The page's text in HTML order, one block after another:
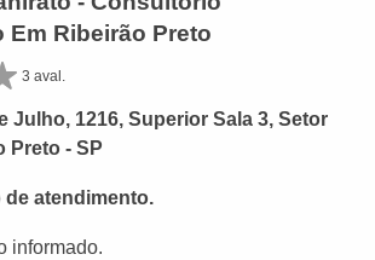
Ribeirão Preto
3 aval.
Julho, 1216, Superior Sala 3, Setor
Preto - SP
atendimento.
informado.